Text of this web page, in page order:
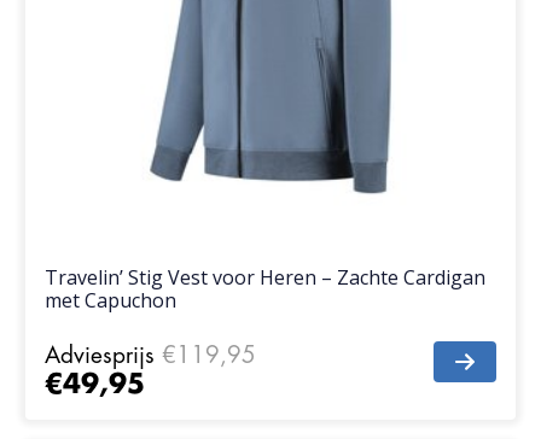
Travelin’ Stig Vest voor Heren – Zachte Cardigan
met Capuchon
Adviesprijs €119,95
€49,95